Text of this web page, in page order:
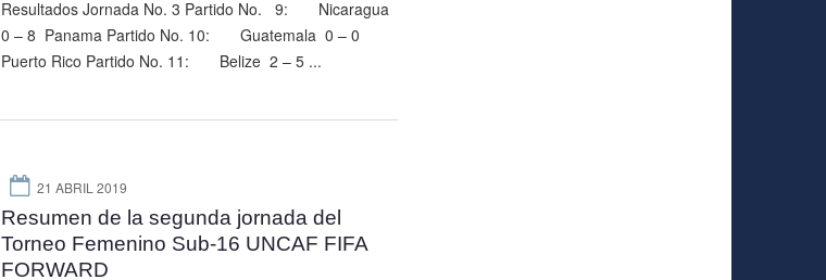
Resultados Jornada No. 3 Partido No. 9: Nicaragua
0 – 8 Panama Partido No. 10: Guatemala 0 – 0
Puerto Rico Partido No. 11: Belize 2 – 5 ...
21 ABRIL 2019
Resumen de la segunda jornada del
Torneo Femenino Sub-16 UNCAF FIFA
FORWARD